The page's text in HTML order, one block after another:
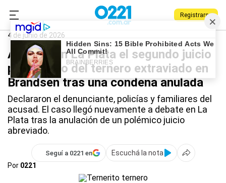
Registrarse
0221.com.ar
La Plata
4 de junio de 2026
Arrancó en La Plata el segundo juicio
por el caso del ternero extraviado en
Brandsen tras una condena anulada
Declararon el denunciante, policías y familiares del
acusad. El caso llegó nuevamente a debate en La
Plata tras la anulación de un polémico juicio
abreviado.
Seguí a 0221 en
Escuchá la nota
Por 0221